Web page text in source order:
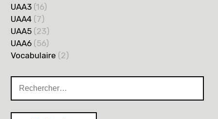
UAA3 (16)
UAA4 (7)
UAA5 (23)
UAA6 (56)
Vocabulaire (2)